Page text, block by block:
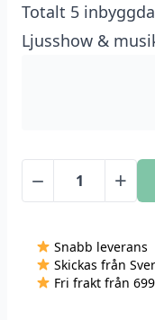
Totalt 5
Ljusshow &
−
Rubiks
med
led-
+
Snabb leverans
Skickas från
Fri frakt från